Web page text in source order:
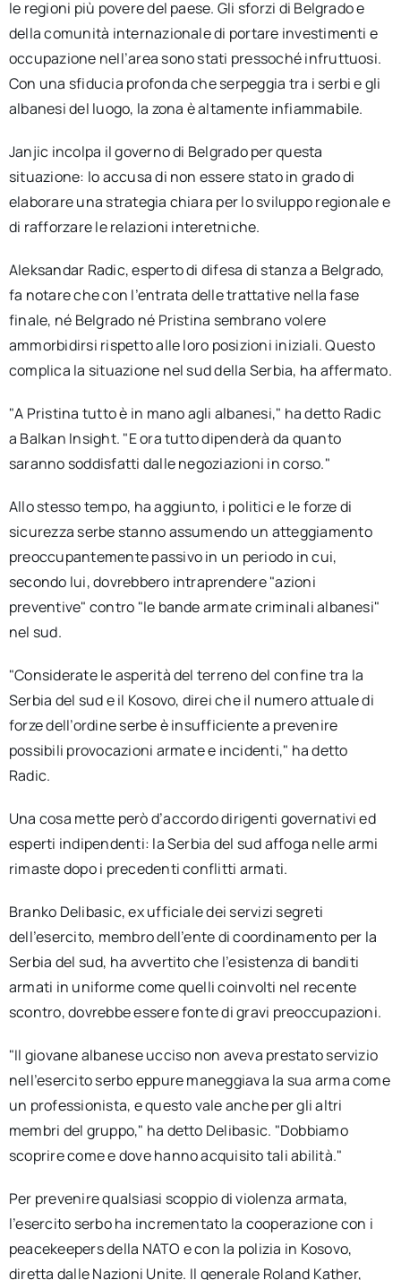
le regioni più povere del paese. Gli sforzi di Belgrado e
della comunità internazionale di portare investimenti e
occupazione nell’area sono stati pressoché infruttuosi.
Con una sfiducia profonda che serpeggia tra i serbi e gli
albanesi del luogo, la zona è altamente infiammabile.
Janjic incolpa il governo di Belgrado per questa
situazione: lo accusa di non essere stato in grado di
elaborare una strategia chiara per lo sviluppo regionale e
di rafforzare le relazioni interetniche.
Aleksandar Radic, esperto di difesa di stanza a Belgrado,
fa notare che con l’entrata delle trattative nella fase
finale, né Belgrado né Pristina sembrano volere
ammorbidirsi rispetto alle loro posizioni iniziali. Questo
complica la situazione nel sud della Serbia, ha affermato.
"A Pristina tutto è in mano agli albanesi," ha detto Radic
a Balkan Insight. "E ora tutto dipenderà da quanto
saranno soddisfatti dalle negoziazioni in corso."
Allo stesso tempo, ha aggiunto, i politici e le forze di
sicurezza serbe stanno assumendo un atteggiamento
preoccupantemente passivo in un periodo in cui,
secondo lui, dovrebbero intraprendere "azioni
preventive" contro "le bande armate criminali albanesi"
nel sud.
"Considerate le asperità del terreno del confine tra la
Serbia del sud e il Kosovo, direi che il numero attuale di
forze dell’ordine serbe è insufficiente a prevenire
possibili provocazioni armate e incidenti," ha detto
Radic.
Una cosa mette però d’accordo dirigenti governativi ed
esperti indipendenti: la Serbia del sud affoga nelle armi
rimaste dopo i precedenti conflitti armati.
Branko Delibasic, ex ufficiale dei servizi segreti
dell’esercito, membro dell’ente di coordinamento per la
Serbia del sud, ha avvertito che l’esistenza di banditi
armati in uniforme come quelli coinvolti nel recente
scontro, dovrebbe essere fonte di gravi preoccupazioni.
"Il giovane albanese ucciso non aveva prestato servizio
nell’esercito serbo eppure maneggiava la sua arma come
un professionista, e questo vale anche per gli altri
membri del gruppo," ha detto Delibasic. "Dobbiamo
scoprire come e dove hanno acquisito tali abilità."
Per prevenire qualsiasi scoppio di violenza armata,
l’esercito serbo ha incrementato la cooperazione con i
peacekeepers della NATO e con la polizia in Kosovo,
diretta dalle Nazioni Unite. Il generale Roland Kather,